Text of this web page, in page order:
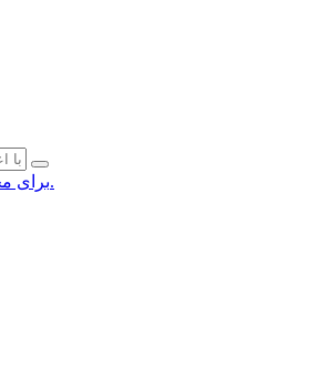
برای محصولات بیشتر کلیک کنید.